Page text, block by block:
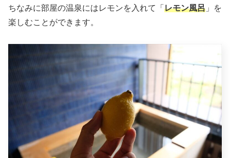
ちなみに部屋の温泉にはレモンを入れて「 レモン風呂 」を
楽しむことができます。